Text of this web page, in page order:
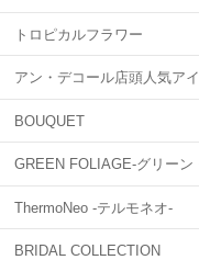
トロピカルフラワー
アン・デコール店頭人気ア
BOUQUET
GREEN FOLIAGE-グリーン
ThermoNeo -テルモネオ-
BRIDAL COLLECTION